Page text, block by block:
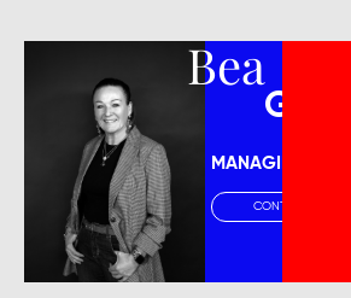
Bea
GRAF
MANAGING
CONTACT ME